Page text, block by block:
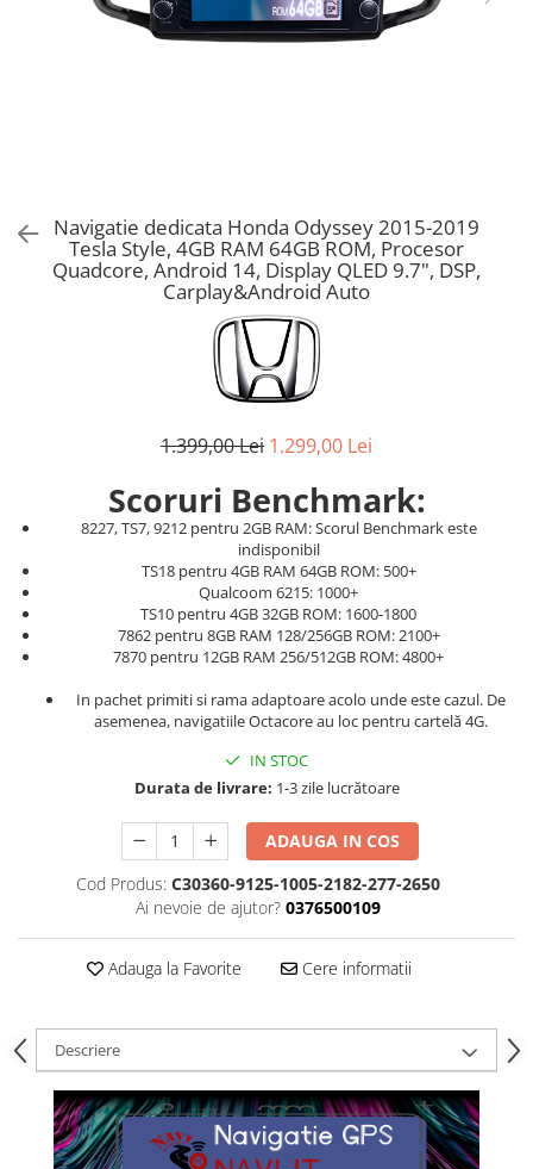
Navigatie dedicata Honda Odyssey 2015-2019
Tesla Style, 4GB RAM 64GB ROM, Procesor
Quadcore, Android 14, Display QLED 9.7", DSP,
Carplay&Android Auto
1.399,00 Lei 1.299,00 Lei
Scoruri Benchmark:
8227, TS7, 9212 pentru 2GB RAM: Scorul Benchmark este
indisponibil
TS18 pentru 4GB RAM 64GB ROM: 500+
Qualcoom 6215: 1000+
TS10 pentru 4GB 32GB ROM: 1600-1800
7862 pentru 8GB RAM 128/256GB ROM: 2100+
7870 pentru 12GB RAM 256/512GB ROM: 4800+
In pachet primiti si rama adaptoare acolo unde este cazul. De
asemenea, navigatiile Octacore au loc pentru cartelă 4G.
IN STOC
Durata de livrare: 1-3 zile lucrătoare
ADAUGA IN COS
Cod Produs: C30360-9125-1005-2182-277-2650
Ai nevoie de ajutor? 0376500109
Adauga la Favorite Cere informatii
Descriere